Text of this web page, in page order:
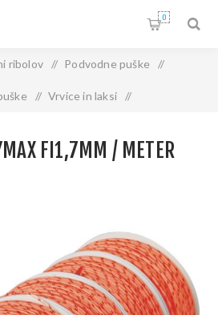
0
ribolov / Podvodne puške /
/ Vrvice in laksi /
FI1,7MM / METER